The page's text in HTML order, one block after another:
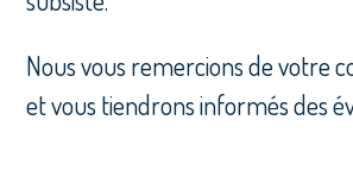
Nous vous remercions de votre
et vous tiendrons informés des